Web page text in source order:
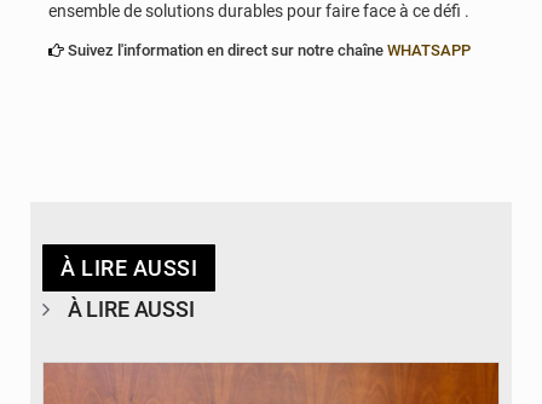
ensemble de solutions durables pour faire face à ce défi .
Suivez l'information en direct sur notre chaîne WHATSAPP
À LIRE AUSSI
À LIRE AUSSI